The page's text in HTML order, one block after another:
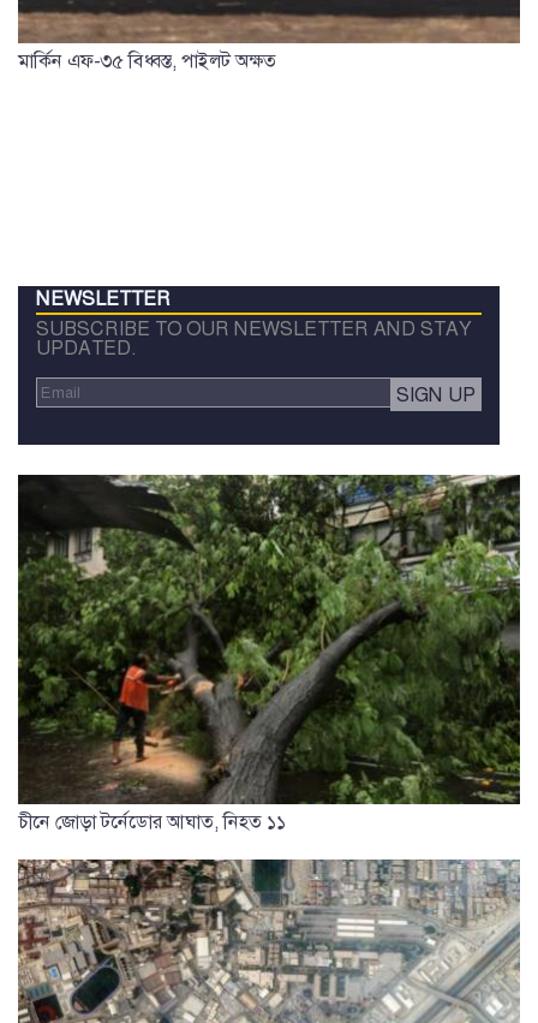
মার্কিন এফ-৩৫ বিধ্বস্ত, পাইলট অক্ষত
NEWSLETTER
SUBSCRIBE TO OUR NEWSLETTER AND STAY
UPDATED.
চীনে জোড়া টর্নেডোর আঘাত, নিহত ১১